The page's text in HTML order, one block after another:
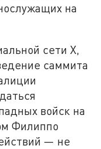
на
сети Х,
саммита
войск на
Филиппо
— не